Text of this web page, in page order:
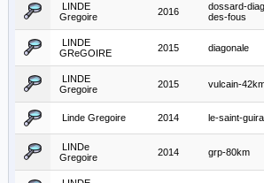
LINDE
Gregoire
2016
dossard-
des-fous
LINDE
GReGOIRE
2015 diagonale
LINDE
Gregoire
2015 vulcain-
Linde Gregoire 2014 le-saint-
LINDe
Gregoire
2014 grp-80km